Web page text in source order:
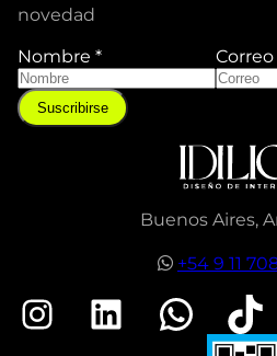
novedad
Nombre *
Suscribirse
Buenos Aires,
+54 9 11
Instagram LinkedIn WhatsApp TikTok